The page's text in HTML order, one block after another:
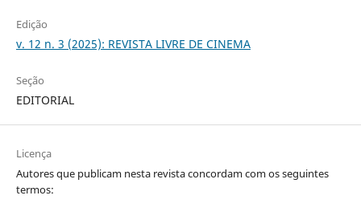
Edição
v. 12 n. 3 (2025): REVISTA LIVRE DE CINEMA
Seção
EDITORIAL
Licença
Autores que publicam nesta revista concordam com os seguintes
termos: